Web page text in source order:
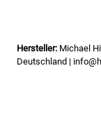
Hersteller: Michael
Deutschland |